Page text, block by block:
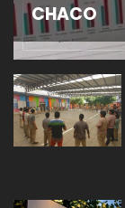
CHACO